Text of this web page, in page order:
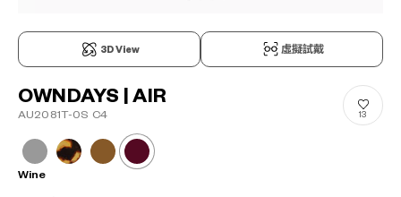
3D View 虛擬試戴
OWNDAYS | AIR
AU2081T-0S C4 13
Wine